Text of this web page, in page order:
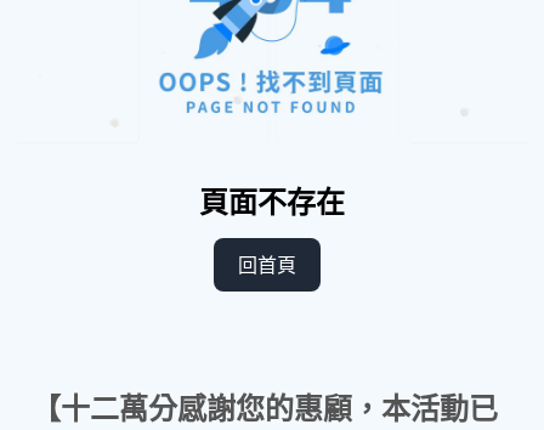
頁面不存在
回首頁
【十二萬分感謝您的惠顧，本活動已